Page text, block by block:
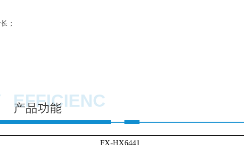
；
EFFICIENC
产品功能
FX-HX6441